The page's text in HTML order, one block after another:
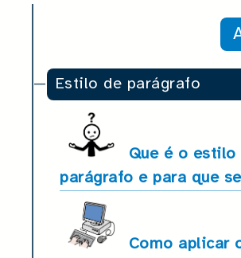
Estilo de parágrafo
Que é o estilo
parágrafo e para que
Como aplicar